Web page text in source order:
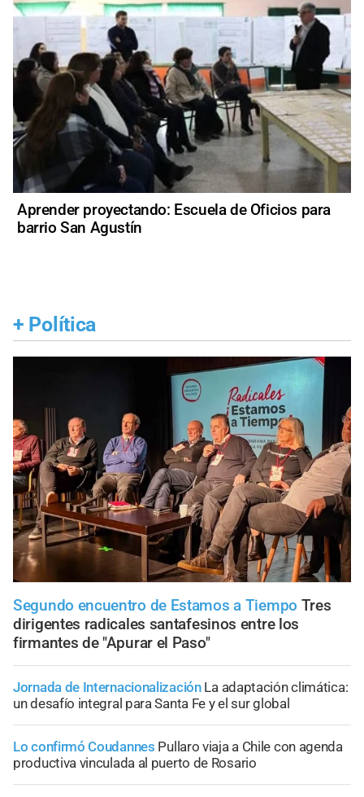
Aprender proyectando: Escuela de Oficios para
barrio San Agustín
+ Política
Segundo encuentro de Estamos a Tiempo Tres
dirigentes radicales santafesinos entre los
firmantes de "Apurar el Paso"
Jornada de Internacionalización La adaptación climática:
un desafío integral para Santa Fe y el sur global
Lo confirmó Coudannes Pullaro viaja a Chile con agenda
productiva vinculada al puerto de Rosario